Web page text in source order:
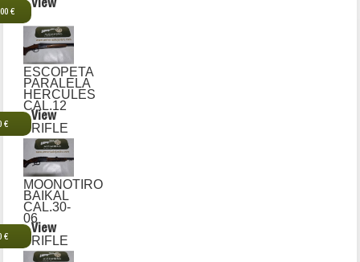
€
View
ESCOPETA
PARALELA
HERCULES
CAL.12
€
View
RIFLE
MOONOTIRO
BAIKAL
CAL.30-
06
€
View
RIFLE